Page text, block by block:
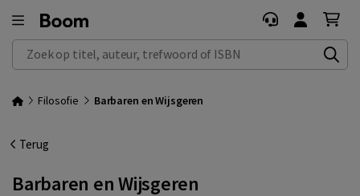
Zoek op titel, auteur, trefwoord of ISBN
Filosofie Barbaren en Wijsgeren
Terug
Barbaren en Wijsgeren